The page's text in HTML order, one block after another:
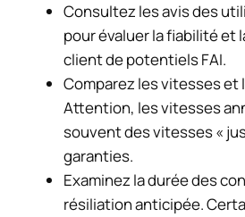
Consultez les avis des
pour évaluer la fiabilité et
client de potentiels FAI.
Comparez les vitesses et
Attention, les vitesses
souvent des vitesses «
garanties.
Examinez la durée des
résiliation anticipée.